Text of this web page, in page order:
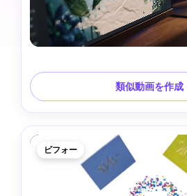
類似動画を作
ビフォー